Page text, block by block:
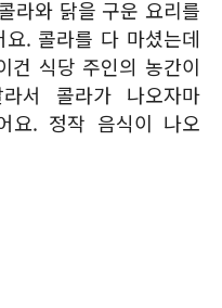
라와 닭을 구운 요리를
. 콜라를 다 마셨는데
건 식당 주인의 농간이
서 콜라가 나오자마
요. 정작 음식이 나오